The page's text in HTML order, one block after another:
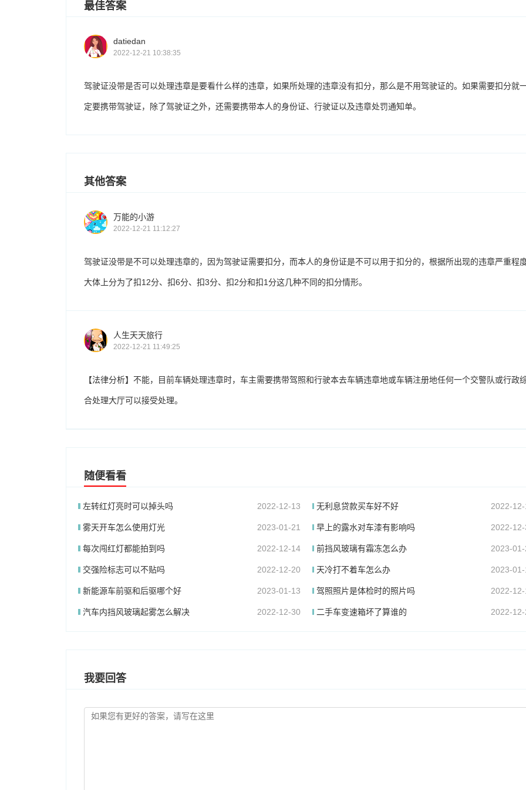
最佳答案
datiedan
2022-12-21 10:38:35
驾驶证没带是否可以处理违章是要看什么样的违章，如果所处理的违章没有扣分，那么是不用驾驶证的。如果需要扣分就
定要携带驾驶证，除了驾驶证之外，还需要携带本人的身份证、行驶证以及违章处罚通知单。
其他答案
万能的小游
2022-12-21 11:12:27
驾驶证没带是不可以处理违章的，因为驾驶证需要扣分，而本人的身份证是不可以用于扣分的，根据所出现的违章严重程
大体上分为了扣12分、扣6分、扣3分、扣2分和扣1分这几种不同的扣分情形。
人生天天旅行
2022-12-21 11:49:25
【法律分析】不能，目前车辆处理违章时，车主需要携带驾照和行驶本去车辆违章地或车辆注册地任何一个交警队或行政
合处理大厅可以接受处理。
随便看看
左转红灯亮时可以掉头吗 2022-12-13 无利息贷款买车好不好 2022-
雾天开车怎么使用灯光 2023-01-21 早上的露水对车漆有影响吗 2022-
每次闯红灯都能拍到吗 2022-12-14 前挡风玻璃有霜冻怎么办 2023-
交强险标志可以不贴吗 2022-12-20 天冷打不着车怎么办 2023-
新能源车前驱和后驱哪个好 2023-01-13 驾照照片是体检时的照片吗 2022-
汽车内挡风玻璃起雾怎么解决 2022-12-30 二手车变速箱坏了算谁的 2022-
我要回答